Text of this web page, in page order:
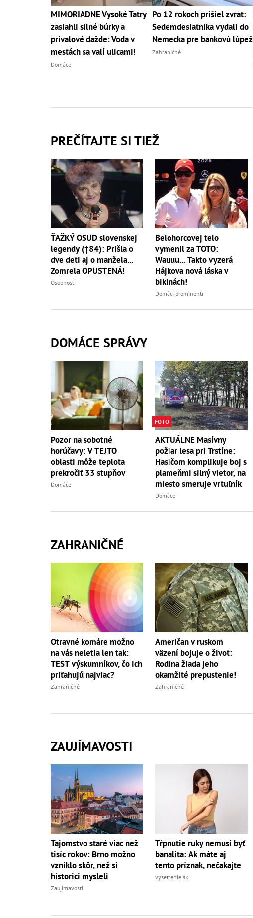
MIMORIADNE Vysoké Tatry
zasiahli silné búrky a
prívalové dažde: Voda v
mestách sa valí ulicami!
Domáce
Po 12 rokoch prišiel zvrat:
Sedemdesiatnika vydali do
Nemecka pre bankovú lúpež
Zahraničné
PREČÍTAJTE SI TIEŽ
ŤAŽKÝ OSUD slovenskej
legendy (†84): Prišla o
dve deti aj o manžela...
Zomrela OPUSTENÁ!
Osobnosti
Belohorcovej telo
vymenil za TOTO:
Wauuu... Takto vyzerá
Hájkova nová láska v
bikinách!
Domáci prominenti
DOMÁCE SPRÁVY
Pozor na sobotné
horúčavy: V TEJTO
oblasti môže teplota
prekročiť 33 stupňov
Domáce
FOTO
AKTUÁLNE Masívny
požiar lesa pri Trstíne:
Hasičom komplikuje boj s
plameňmi silný vietor, na
miesto smeruje vrtuľník
Domáce
ZAHRANIČNÉ
Otravné komáre možno
na vás neletia len tak:
TEST výskumníkov, čo ich
priťahujú najviac?
Zahraničné
Američan v ruskom
väzení bojuje o život:
Rodina žiada jeho
okamžité prepustenie!
Zahraničné
ZAUJÍMAVOSTI
Tajomstvo staré viac než
tisíc rokov: Brno možno
vzniklo skôr, než si
historici mysleli
Zaujímavosti
Tŕpnutie ruky nemusí byť
banalita: Ak máte aj
tento príznak, nečakajte
vysetrenie.sk